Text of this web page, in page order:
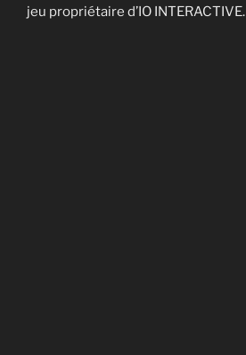
jeu propriétaire d’IO INTERACTIVE.